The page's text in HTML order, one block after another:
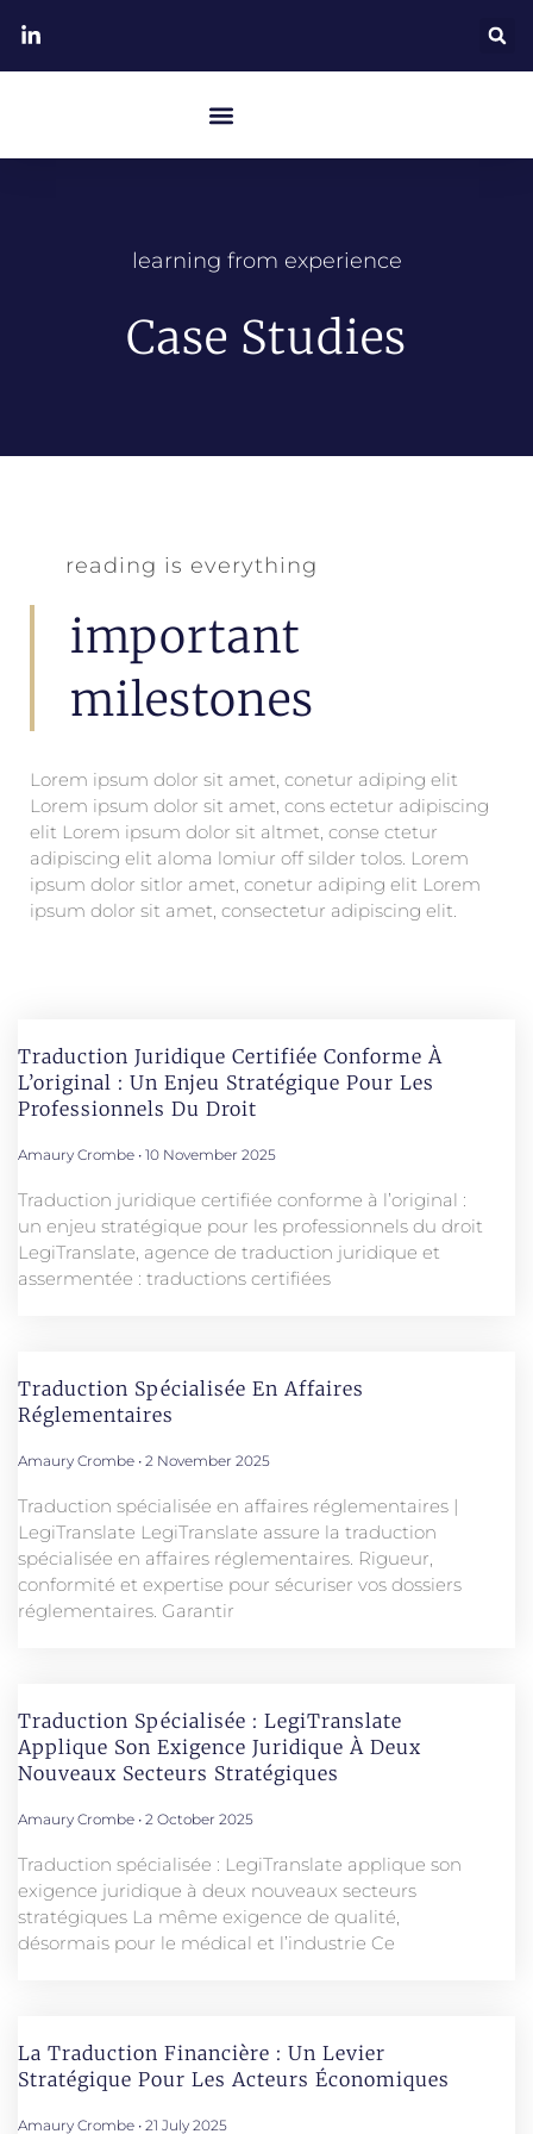
learning from experience
Case Studies
reading is everything
important
milestones
Lorem ipsum dolor sit amet, conetur adiping elit
Lorem ipsum dolor sit amet, cons ectetur adipiscing
elit Lorem ipsum dolor sit altmet, conse ctetur
adipiscing elit aloma lomiur off silder tolos. Lorem
ipsum dolor sitlor amet, conetur adiping elit Lorem
ipsum dolor sit amet, consectetur adipiscing elit.
Traduction Juridique Certifiée Conforme À
L’original : Un Enjeu Stratégique Pour Les
Professionnels Du Droit
Amaury Crombe 10 November 2025
Traduction juridique certifiée conforme à l’original :
un enjeu stratégique pour les professionnels du droit
LegiTranslate, agence de traduction juridique et
assermentée : traductions certifiées
Traduction Spécialisée En Affaires
Réglementaires
Amaury Crombe 2 November 2025
Traduction spécialisée en affaires réglementaires |
LegiTranslate LegiTranslate assure la traduction
spécialisée en affaires réglementaires. Rigueur,
conformité et expertise pour sécuriser vos dossiers
réglementaires. Garantir
Traduction Spécialisée : LegiTranslate
Applique Son Exigence Juridique À Deux
Nouveaux Secteurs Stratégiques
Amaury Crombe 2 October 2025
Traduction spécialisée : LegiTranslate applique son
exigence juridique à deux nouveaux secteurs
stratégiques La même exigence de qualité,
désormais pour le médical et l’industrie Ce
La Traduction Financière : Un Levier
Stratégique Pour Les Acteurs Économiques
Amaury Crombe 21 July 2025